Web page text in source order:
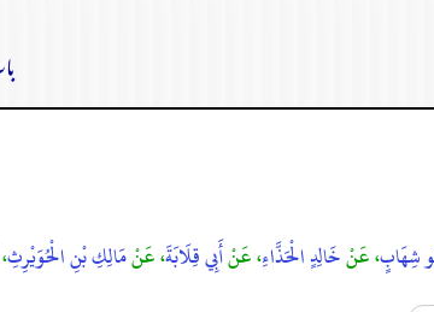
شِهَابٍ، عَنْخَالِدٍ الْحَذَّاءِ، عَنْأَبِي قِلَابَةَ، عَنْمَالِكِ بْنِ الْحُوَيْرِثِ